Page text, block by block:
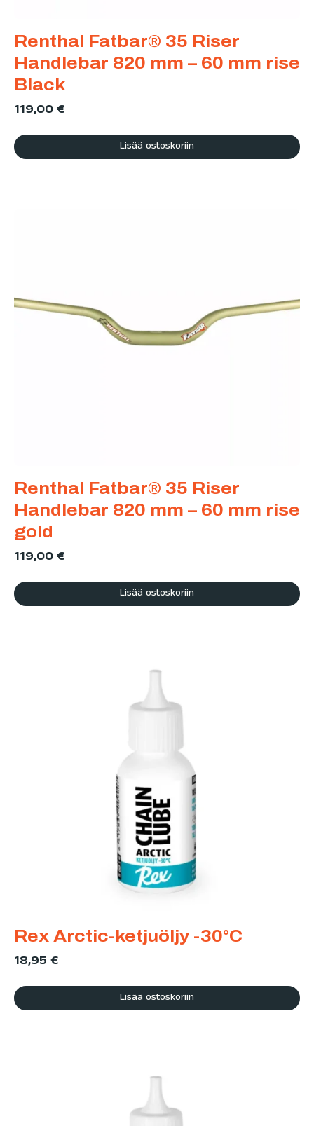
Renthal Fatbar® 35 Riser
Handlebar 820 mm – 60 mm rise
Black
119,00€
Lisää ostoskoriin
Renthal Fatbar® 35 Riser
Handlebar 820 mm – 60 mm rise
gold
119,00€
Lisää ostoskoriin
Rex Arctic-ketjuöljy -30°C
18,95 €
Lisää ostoskoriin